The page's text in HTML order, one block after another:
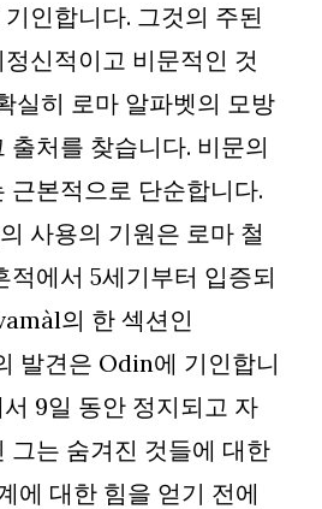
인합니다. 그것의 주된
신적이고 비문적인 것
실히 로마 알파벳의 모방
출처를 찾습니다. 비문의
근본적으로 단순합니다.
사용의 기원은 로마 철
적에서 5세기부터 입증되
의 한 섹션인
발견은 Odin에 기인합니
9일 동안 정지되고 자
그는 숨겨진 것들에 대한
에 대한 힘을 얻기 전에